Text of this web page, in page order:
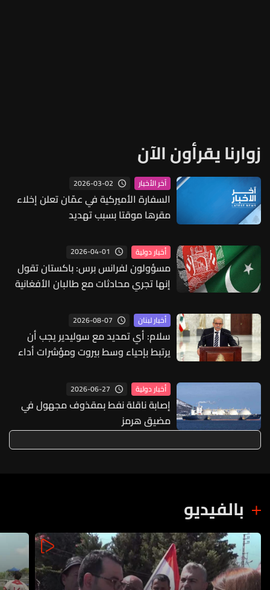
زوارنا يقرأون الآن
آخر الأخبار 2026-03-02
السفارة الأميركية في عمّان تعلن إخلاء
مقرها موقتا بسبب تهديد
أخبار دولية 2026-04-01
مسؤولون لفرانس برس: باكستان تقول
إنها تجري محادثات مع طالبان الأفغانية
أخبار لبنان 2026-08-07
سلام: أي تمديد مع سوليدير يجب أن
يرتبط بإحياء وسط بيروت ومؤشرات أداء
أخبار دولية 2026-06-27
إصابة ناقلة نفط بمقذوف مجهول في
مضيق هرمز
بالفيديو